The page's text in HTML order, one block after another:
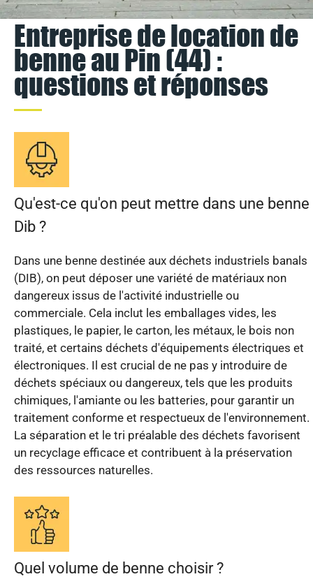
Entreprise de location de
benne au Pin (44) :
questions et réponses
Qu'est-ce qu'on peut mettre dans une benne
Dib ?
Dans une benne destinée aux déchets industriels banals
(DIB), on peut déposer une variété de matériaux non
dangereux issus de l'activité industrielle ou
commerciale. Cela inclut les emballages vides, les
plastiques, le papier, le carton, les métaux, le bois non
traité, et certains déchets d'équipements électriques et
électroniques. Il est crucial de ne pas y introduire de
déchets spéciaux ou dangereux, tels que les produits
chimiques, l'amiante ou les batteries, pour garantir un
traitement conforme et respectueux de l'environnement.
La séparation et le tri préalable des déchets favorisent
un recyclage efficace et contribuent à la préservation
des ressources naturelles.
Quel volume de benne choisir ?